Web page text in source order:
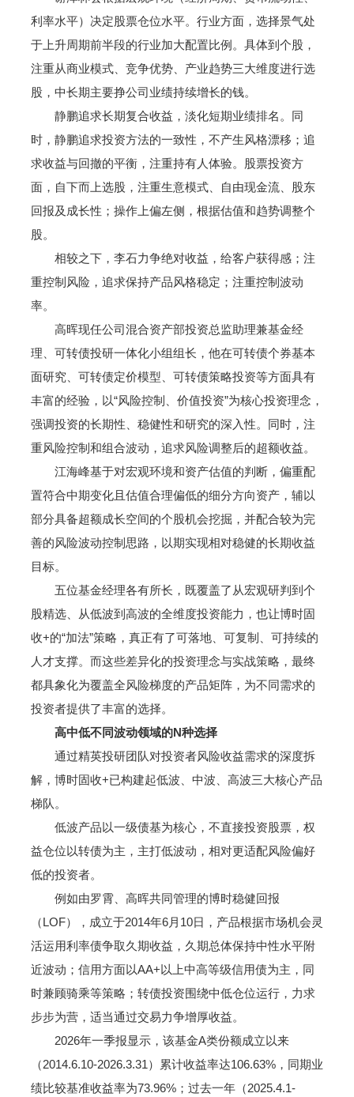
利率水平）决定股票仓位水平。行业方面，选择景气处
于上升周期前半段的行业加大配置比例。具体到个股，
注重从商业模式、竞争优势、产业趋势三大维度进行选
股，中长期主要挣公司业绩持续增长的钱。
静鹏追求长期复合收益，淡化短期业绩排名。同
时，静鹏追求投资方法的一致性，不产生风格漂移；追
求收益与回撤的平衡，注重持有人体验。股票投资方
面，自下而上选股，注重生意模式、自由现金流、股东
回报及成长性；操作上偏左侧，根据估值和趋势调整个
股。
相较之下，李石力争绝对收益，给客户获得感；注
重控制风险，追求保持产品风格稳定；注重控制波动
率。
高晖现任公司混合资产部投资总监助理兼基金经
理、可转债投研一体化小组组长，他在可转债个券基本
面研究、可转债定价模型、可转债策略投资等方面具有
丰富的经验，以“风险控制、价值投资”为核心投资理念，
强调投资的长期性、稳健性和研究的深入性。同时，注
重风险控制和组合波动，追求风险调整后的超额收益。
江海峰基于对宏观环境和资产估值的判断，偏重配
置符合中期变化且估值合理偏低的细分方向资产，辅以
部分具备超额成长空间的个股机会挖掘，并配合较为完
善的风险波动控制思路，以期实现相对稳健的长期收益
目标。
五位基金经理各有所长，既覆盖了从宏观研判到个
股精选、从低波到高波的全维度投资能力，也让博时固
收+的“加法”策略，真正有了可落地、可复制、可持续的
人才支撑。而这些差异化的投资理念与实战策略，最终
都具象化为覆盖全风险梯度的产品矩阵，为不同需求的
投资者提供了丰富的选择。
高中低不同波动领域的N种选择
通过精英投研团队对投资者风险收益需求的深度拆
解，博时固收+已构建起低波、中波、高波三大核心产品
梯队。
低波产品以一级债基为核心，不直接投资股票，权
益仓位以转债为主，主打低波动，相对更适配风险偏好
低的投资者。
例如由罗霄、高晖共同管理的博时稳健回报
（LOF），成立于2014年6月10日，产品根据市场机会灵
活运用利率债争取久期收益，久期总体保持中性水平附
近波动；信用方面以AA+以上中高等级信用债为主，同
时兼顾骑乘等策略；转债投资围绕中低仓位运行，力求
步步为营，适当通过交易力争增厚收益。
2026年一季报显示，该基金A类份额成立以来
（2014.6.10-2026.3.31）累计收益率达106.63%，同期业
绩比较基准收益率为73.96%；过去一年（2025.4.1-